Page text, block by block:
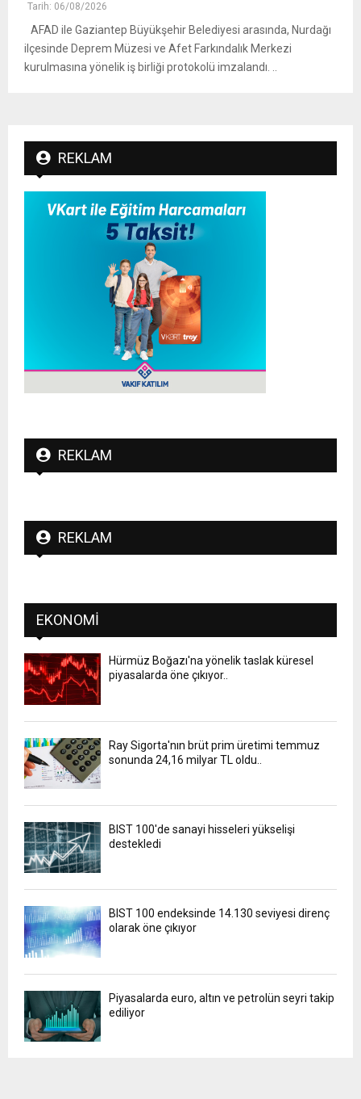
Tarih: 06/08/2026
AFAD ile Gaziantep Büyükşehir Belediyesi arasında, Nurdağı
ilçesinde Deprem Müzesi ve Afet Farkındalık Merkezi
kurulmasına yönelik iş birliği protokolü imzalandı. ..
REKLAM
REKLAM
REKLAM
EKONOMI
Hürmüz Boğazı'na yönelik taslak küresel
piyasalarda öne çıkıyor..
Ray Sigorta'nın brüt prim üretimi temmuz
sonunda 24,16 milyar TL oldu..
BIST 100'de sanayi hisseleri yükselişi
destekledi
BIST 100 endeksinde 14.130 seviyesi direnç
olarak öne çıkıyor
Piyasalarda euro, altın ve petrolün seyri takip
ediliyor